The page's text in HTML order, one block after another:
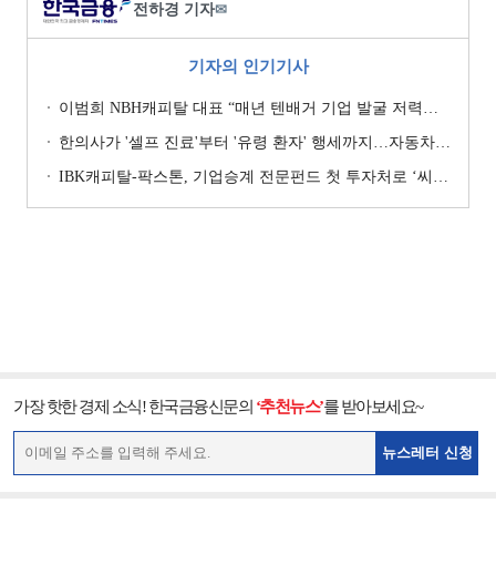
전하경 기자✉
기자의 인기기사
이범희 NBH캐피탈 대표 “매년 텐배거 기업 발굴 저력…올해 ROE 20% 목표”
한의사가 '셀프 진료'부터 '유령 환자' 행세까지…자동차보험 악용 심각 [경상환자 8주룰 도입 초읽기]
IBK캐피탈-팍스톤, 기업승계 전문펀드 첫 투자처로 ‘씨엠디기술단’ 낙점 [캐피탈사 돋보기]
가장 핫한 경제 소식! 한국금융신문의 ‘추천뉴스’를 받아보세요~
뉴스레터 신청